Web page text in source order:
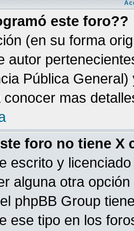
este foro??
(en su forma
autor
Pública
conocer mas
foro no tiene X
escrito y
alguna otra
phpBB Group
ese tipo en los